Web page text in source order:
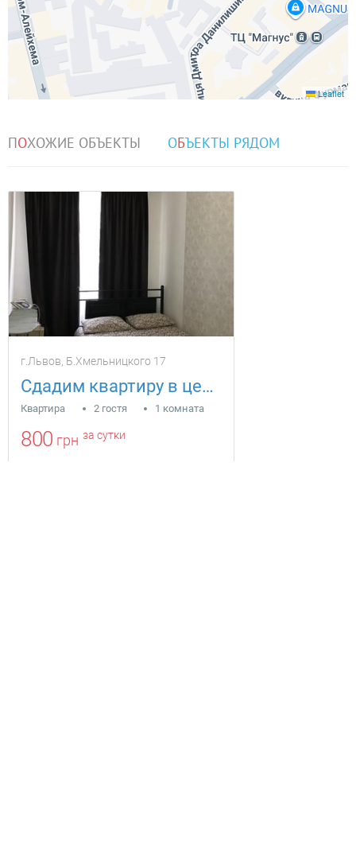
Leaflet
ПОХОЖИЕ ОБЪЕКТЫ ОБЪЕКТЫ РЯДОМ
г.Львов, Б.Хмельницкого 17
Сдадим квартиру в центре города
Квартира 2 гостя 1 комната
800 грн за сутки